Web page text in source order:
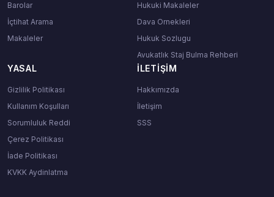
Barolar
İçtihat Arama
Makaleler
Hukuki Makaleler
Dava Ornekleri
Hukuk Sozlugu
Avukatlık Staj Bulma Rehberi
YASAL
Gizlilik Politikası
Kullanım Koşulları
Sorumluluk Reddi
Çerez Politikası
İade Politikası
KVKK Aydinlatma
İLETIŞIM
Hakkımızda
İletişim
SSS